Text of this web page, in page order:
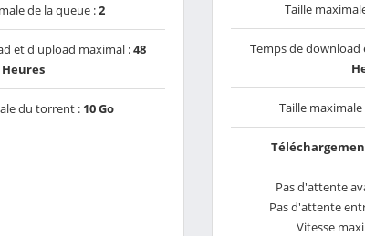
de la queue :2
et d'upload maximal :48
Heures
du torrent : 10 Go
Taille
Temps de
Taille
Pas d'attente
Pas d'attente
Vitesse